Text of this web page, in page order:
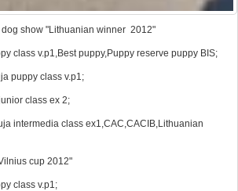
show "Lithuanian winner 2012"
class v.p1,Best puppy,Puppy reserve puppy BIS;
puppy class v.p1;
class ex 2;
intermedia class ex1,CAC,CACIB,Lithuanian
cup 2012"
class v.p1;